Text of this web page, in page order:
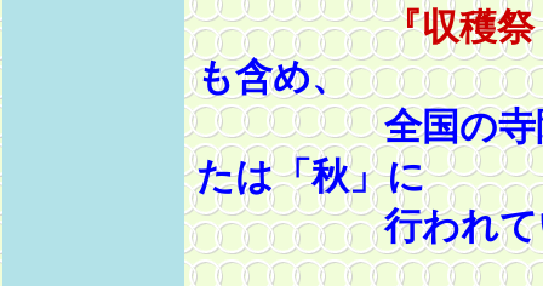
『収穫
も含め、
全国の寺院や
たは「秋」に
行われてい